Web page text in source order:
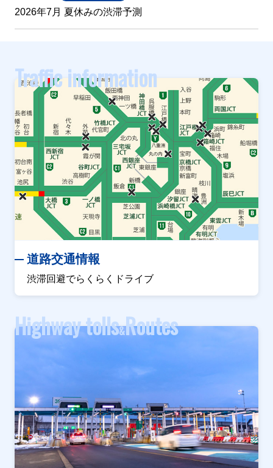
2026年7月 夏休みの渋滞予測
Traffic information
道路交通情報
渋滞回避でらくらくドライブ
Highway tolls&Routes